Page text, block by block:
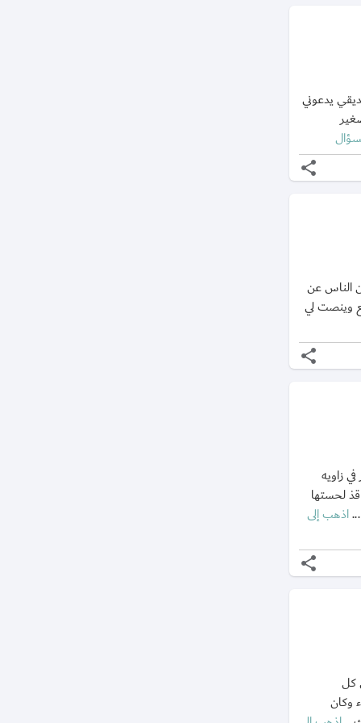
يدعوني
share
الناس عن
وينصت لي
share
زاويه
لحستها
اذهب إلى
share
كل
وكان